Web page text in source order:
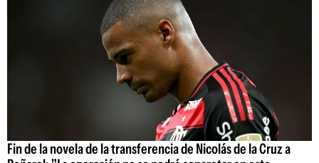
Fin de la novela de la transferencia de Nicolás de la Cruz a